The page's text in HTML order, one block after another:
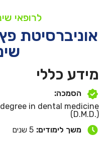
לרופאי
אוניברסיטת
מידע כללי
הסמכה:
in dental medicine
(D.M.D.)
משך לימודים: 5 שנים